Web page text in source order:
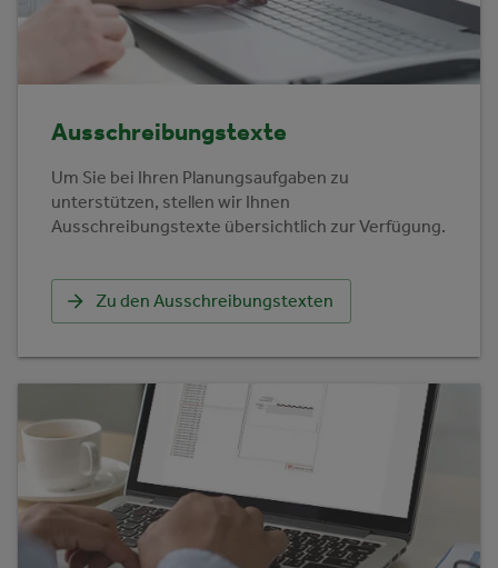
Ausschreibungstexte
Um Sie bei Ihren Planungsaufgaben zu
unterstützen, stellen wir Ihnen
Ausschreibungstexte übersichtlich zur Verfügung.
Zu den Ausschreibungstexten